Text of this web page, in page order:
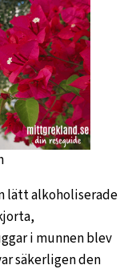
lätt alkoholiserade
i munnen blev
säkerligen den